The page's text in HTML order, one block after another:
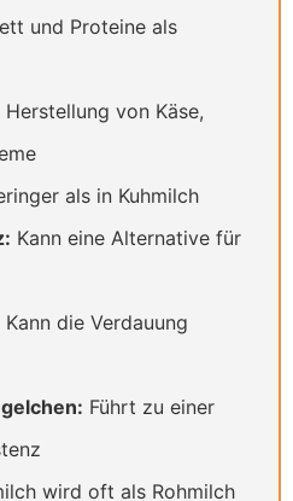
und Proteine als
Herstellung von Käse,
als in Kuhmilch
Kann eine Alternative für
Kann die Verdauung
Führt zu einer
wird oft als Rohmilch